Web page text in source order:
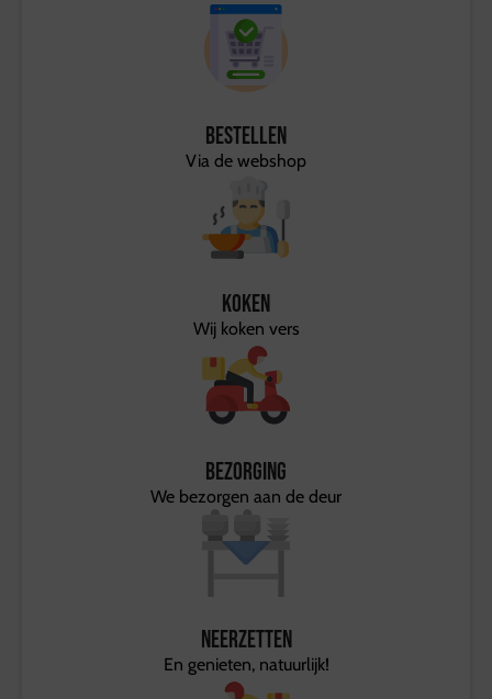
Bestellen
Via de webshop
Koken
Wij koken vers
Bezorging
We bezorgen aan de deur
Neerzetten
En genieten, natuurlijk!